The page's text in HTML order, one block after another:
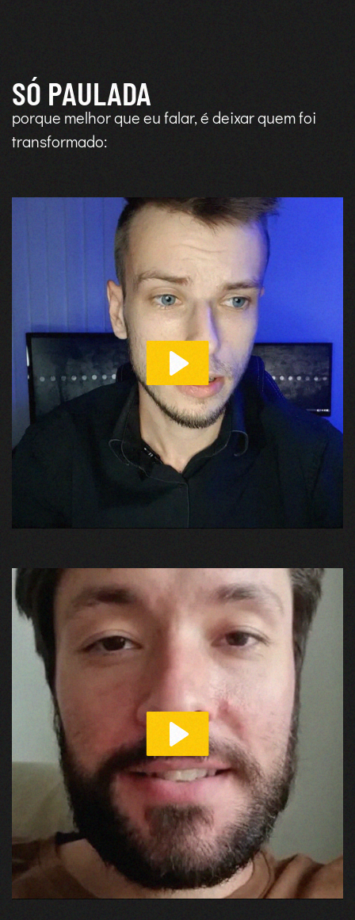
SÓ PAULADA
porque melhor que eu falar, é deixar quem foi
transformado: